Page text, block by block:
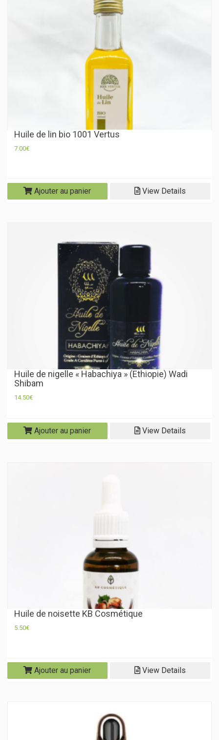
Huile de lin bio 1001 Vertus
7.00€
Ajouter au panier View Details
Huile de nigelle « Habachiya » (Ethiopie) Wadi
Shibam
14.50€
Ajouter au panier View Details
Huile de noisette KB Cosmétique
5.50€
Ajouter au panier View Details